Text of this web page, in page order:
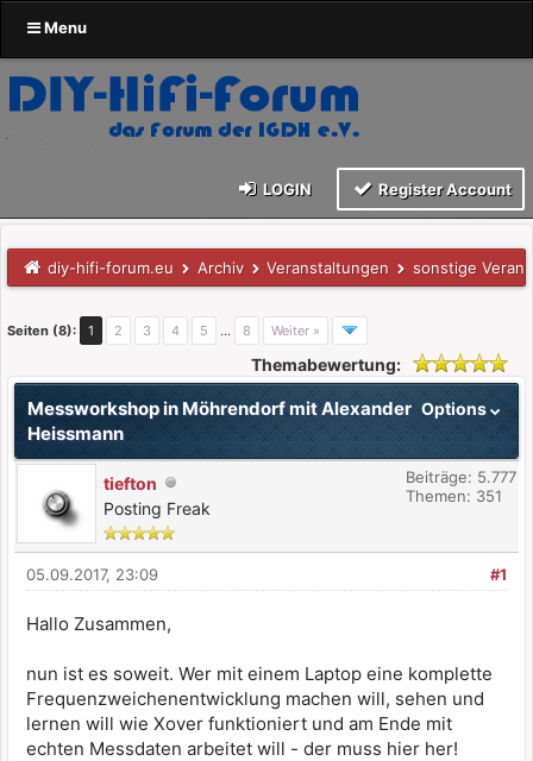
Menu
LOGIN Register Account
diy-hifi-forum.eu Archiv Veranstaltungen sonstige
Seiten (8): 1 2 3 4 5 … 8 Weiter »
Themabewertung:
Options
Messworkshop in Möhrendorf mit Alexander
Heissmann
tiefton
Posting Freak
Beiträge: 5.777
Themen: 351
#1
05.09.2017, 23:09
Hallo Zusammen,
nun ist es soweit. Wer mit einem Laptop eine komplette
Frequenzweichenentwicklung machen will, sehen und
lernen will wie Xover funktioniert und am Ende mit
echten Messdaten arbeitet will - der muss hier her!